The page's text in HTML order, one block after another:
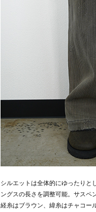
シルエットは全体的にゆったりと
ングスの長さを調整可能。サスペ
経糸はブラウン、緯糸はチャコー